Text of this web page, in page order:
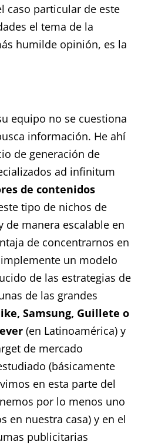
caso particular de este
el tema de la
humilde opinión, es la
equipo no se cuestiona
información. He ahí
de generación de
ad infinitum
de contenidos
tipo de nichos de
de manera escalable en
de concentrarnos en
un modelo
de las estrategias de
de las grandes
Samsung, Guillete o
(en Latinoamérica) y
de mercado
(básicamente
en esta parte del
por lo menos uno
en nuestra casa) y en el
publicitarias